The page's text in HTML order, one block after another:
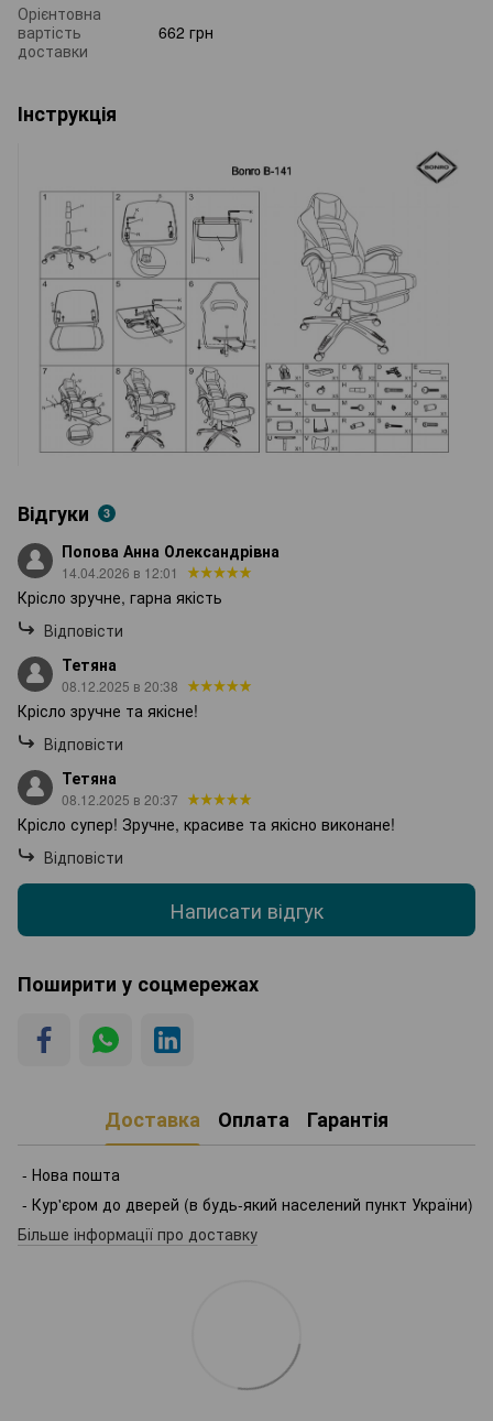
Орієнтовна
вартість
доставки
662 грн
Інструкція
Відгуки 3
Попова Анна Олександрівна
14.04.2026 в 12:01
Крісло зручне, гарна якість
Відповісти
Тетяна
08.12.2025 в 20:38
Крісло зручне та якісне!
Відповісти
Тетяна
08.12.2025 в 20:37
Крісло супер! Зручне, красиве та якісно виконане!
Відповісти
Написати відгук
Поширити у соцмережах
Доставка Оплата Гарантія
- Нова пошта
- Кур'єром до дверей (в будь-який населений пункт України)
Більше інформації про доставку